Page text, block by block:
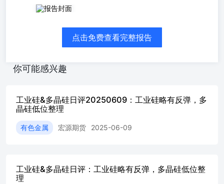
点击免费查看完整报告
你可能感兴趣
工业硅&多晶硅日评20250609：工业硅略有反弹，多
晶硅低位整理
有色金属 宏源期货 2025-06-09
工业硅&多晶硅日评：工业硅略有反弹，多晶硅低位整
理